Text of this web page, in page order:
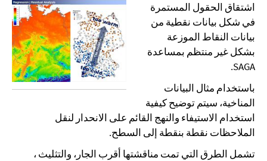
اشتقاق الحقول المستمرة
في شكل بيانات نقطية من
بيانات النقاط الموزعة
بشكل غير منتظم بمساعدة
SAGA.
باستخدام مثال البيانات
المناخية، سيتم توضيح كيفية
استخدام الاستيفاء والنهج القائم على الانحدار لنقل
الملاحظات نقطة بنقطة إلى السطح.
تشمل الطرق التي تمت مناقشتها أقرب الجار، والتثليث ،